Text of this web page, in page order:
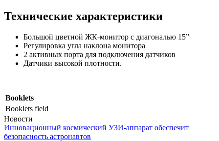
Технические характеристики
Большой цветной ЖК-монитор с диагональю 15”
Регулировка угла наклона монитора
2 активных порта для подключения датчиков
Датчики высокой плотности.
Booklets
Booklets field
Новости
Инновационный космический УЗИ-аппарат обеспечит
безопасность астронавтов